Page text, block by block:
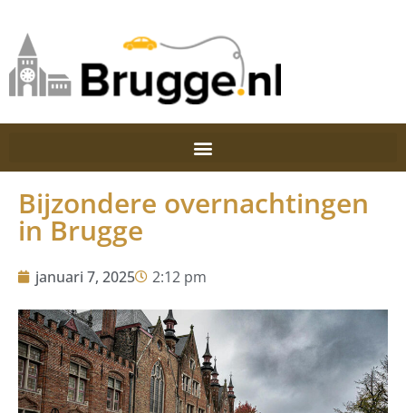
Bijzondere overnachtingen
in Brugge
januari 7, 2025 2:12 pm